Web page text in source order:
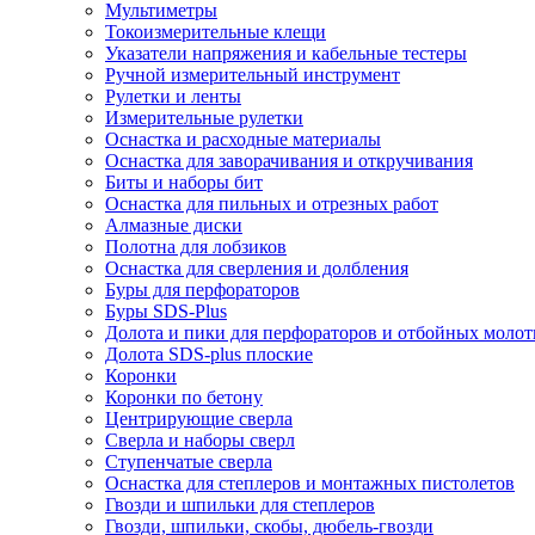
Мультиметры
Токоизмерительные клещи
Указатели напряжения и кабельные тестеры
Ручной измерительный инструмент
Рулетки и ленты
Измерительные рулетки
Оснастка и расходные материалы
Оснастка для заворачивания и откручивания
Биты и наборы бит
Оснастка для пильных и отрезных работ
Алмазные диски
Полотна для лобзиков
Оснастка для сверления и долбления
Буры для перфораторов
Буры SDS-Plus
Долота и пики для перфораторов и отбойных
Долота SDS-plus плоские
Коронки
Коронки по бетону
Центрирующие сверла
Сверла и наборы сверл
Ступенчатые сверла
Оснастка для степлеров и монтажных пистолетов
Гвозди и шпильки для степлеров
Гвозди, шпильки, скобы, дюбель-гвозди